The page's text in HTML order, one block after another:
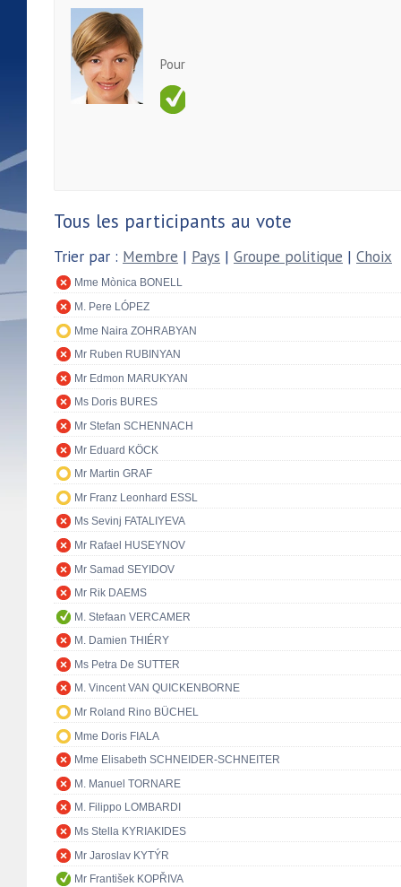
Pour
Tous les participants au vote
Trier par : Membre | Pays | Groupe politique | Choix
Mme Mònica BONELL
M. Pere LÓPEZ
Mme Naira ZOHRABYAN
Mr Ruben RUBINYAN
Mr Edmon MARUKYAN
Ms Doris BURES
Mr Stefan SCHENNACH
Mr Eduard KÖCK
Mr Martin GRAF
Mr Franz Leonhard ESSL
Ms Sevinj FATALIYEVA
Mr Rafael HUSEYNOV
Mr Samad SEYIDOV
Mr Rik DAEMS
M. Stefaan VERCAMER
M. Damien THIÉRY
Ms Petra De SUTTER
M. Vincent VAN QUICKENBORNE
Mr Roland Rino BÜCHEL
Mme Doris FIALA
Mme Elisabeth SCHNEIDER-SCHNEITER
M. Manuel TORNARE
M. Filippo LOMBARDI
Ms Stella KYRIAKIDES
Mr Jaroslav KYTÝR
Mr František KOPŘIVA